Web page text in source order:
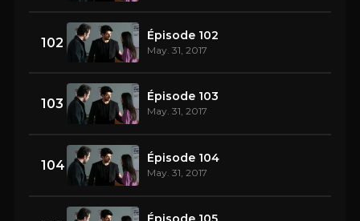
102 Épisode 102
May. 31, 2017
103 Épisode 103
May. 31, 2017
104 Épisode 104
May. 31, 2017